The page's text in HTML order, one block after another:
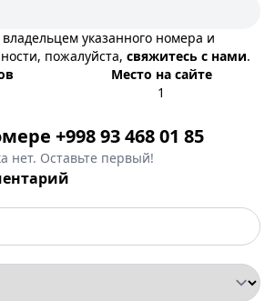
указанного номера и
пожалуйста, свяжитесь с нами.
Место на сайте
1
+998 93 468 01 85
нет. Оставьте первый!